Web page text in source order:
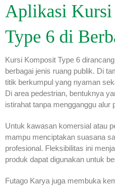
Aplikasi
Type 6 di
Kursi Komposit Type 6
berbagai jenis ruang publik. Di
titik berkumpul yang nyaman
Di area pedestrian, bentuknya
istirahat tanpa mengganggu alur
Untuk kawasan komersial atau
mampu menciptakan suasana
profesional. Fleksibilitas ini
produk dapat digunakan untuk
Futago Karya juga membuka